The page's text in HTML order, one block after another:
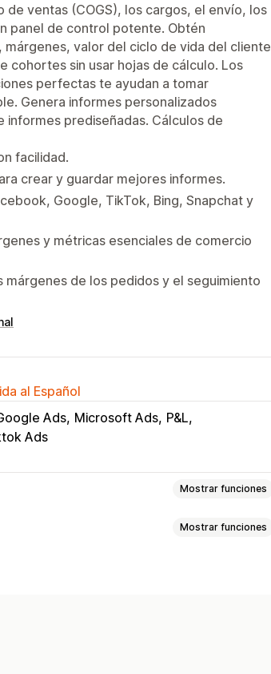
ventas (COGS), los cargos, el envío, los
panel de control potente. Obtén
márgenes, valor del ciclo de vida del cliente
cohortes sin usar hojas de cálculo. Los
perfectas te ayudan a tomar
Genera informes personalizados
informes prediseñadas. Cálculos de
facilidad.
crear y guardar mejores informes.
Google, TikTok, Bing, Snapchat y
y métricas esenciales de comercio
de los pedidos y el seguimiento
al Español
Ads Microsoft Ads P&L
Ads
Mostrar funciones
Mostrar funciones